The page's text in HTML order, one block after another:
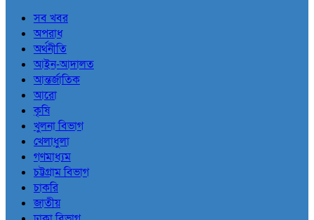
সব খবর
অপরাধ
অর্থনীতি
আইন-আদালত
আন্তর্জাতিক
আরো
কৃষি
খুলনা বিভাগ
খেলাধুলা
গণমাধ্যম
চট্টগ্রাম বিভাগ
চাকরি
জাতীয়